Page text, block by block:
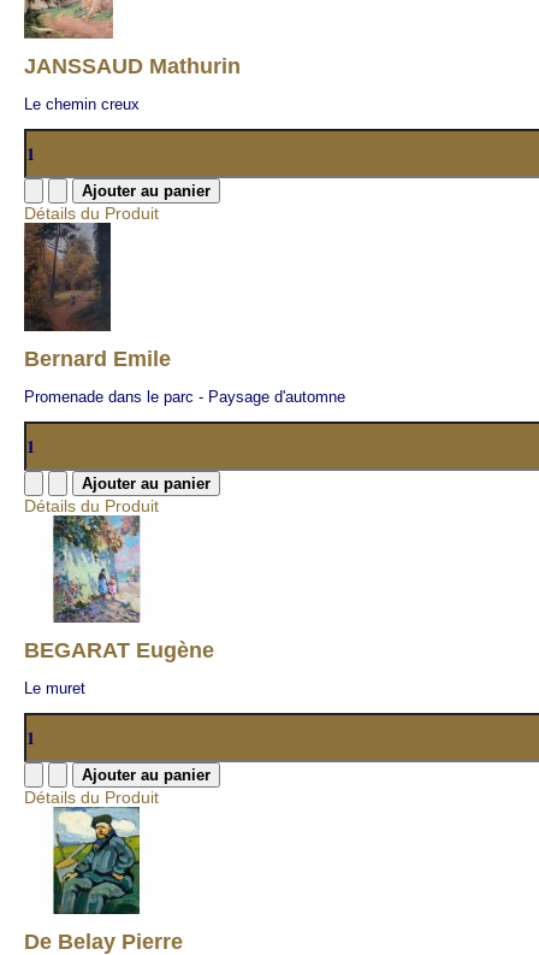
JANSSAUD Mathurin
Le chemin creux
Détails du Produit
Bernard Emile
Promenade dans le parc - Paysage d'automne
Détails du Produit
BEGARAT Eugène
Le muret
Détails du Produit
De Belay Pierre